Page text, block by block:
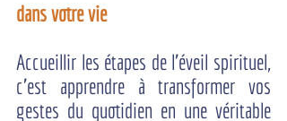
dans votre vie
Accueillir les étapes de l'éveil spirituel,
c'est apprendre à transformer vos